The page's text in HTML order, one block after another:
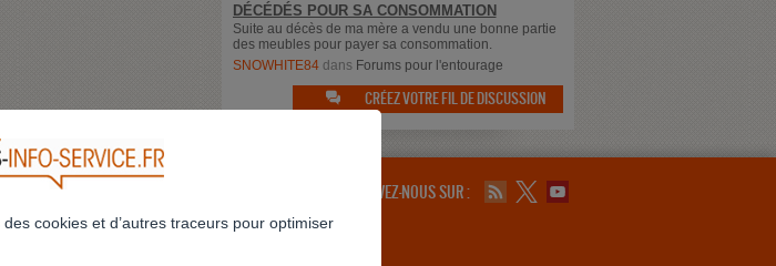
DÉCÉDÉS POUR SA CONSOMMATION
Suite au décès de ma mère a vendu une bonne partie
des meubles pour payer sa consommation.
SNOWHITE84dans Forums pour l'entourage
 CRÉEZ VOTRE FIL DE DISCUSSION
SUIVEZ-NOUS SUR :
cookies et d’autres traceurs pour optimiser